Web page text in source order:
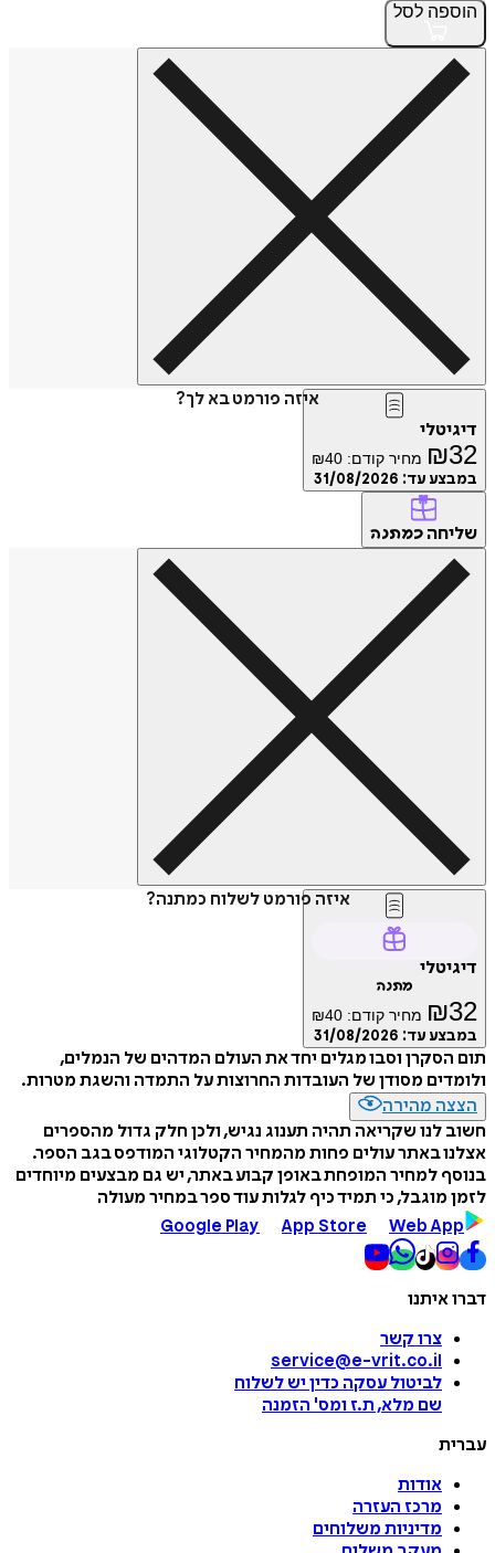
הוספה לסל
איזה פורמט בא לך?
דיגיטלי
₪32 מחיר קודם: ₪40
במבצע עד: 31/08/2026
שליחה כמתנה
איזה פורמט לשלוח כמתנה?
דיגיטלי
מתנה
₪32 מחיר קודם: ₪40
במבצע עד: 31/08/2026
תום הסקרן וסבו מגלים יחד את העולם המדהים של הנמלים,
ולומדים מסודן של העובדות החרוצות על התמדה והשגת מטרות.
הצצה מהירה
חשוב לנו שקריאה תהיה תענוג נגיש, ולכן חלק גדול מהספרים
אצלנו באתר עולים פחות מהמחיר הקטלוגי המודפס בגב הספר.
בנוסף למחיר המופחת באופן קבוע באתר, יש גם מבצעים מיוחדים
לזמן מוגבל, כי תמיד כיף לגלות עוד ספר במחיר מעולה
Google Play
App Store Web App
דברו איתנו
צרו קשר
service@e-vrit.co.il
לביטול עסקה כדין יש לשלוח
שם מלא, ת.ז ומס' הזמנה
עברית
אודות
מרכז העזרה
מדיניות משלוחים